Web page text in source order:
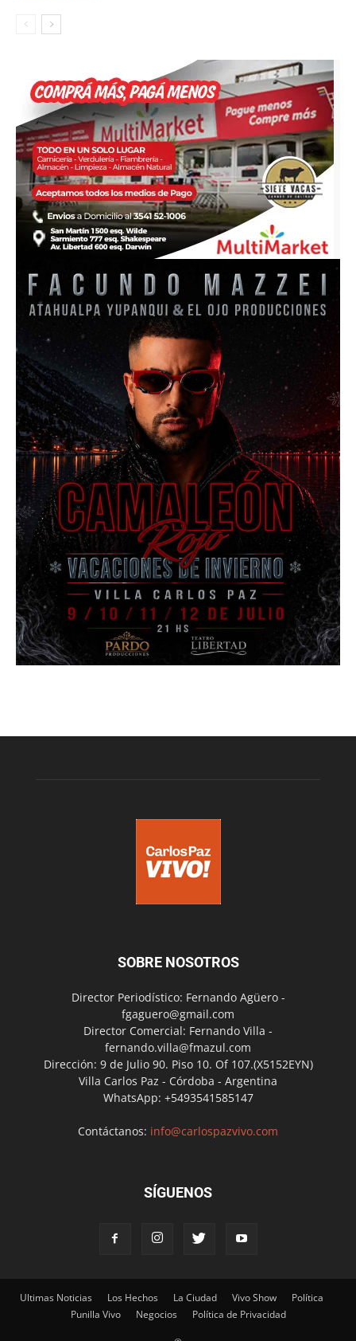
SOBRE NOSOTROS
Director Periodístico: Fernando Agüero -
fgaguero@gmail.com
Director Comercial: Fernando Villa -
fernando.villa@fmazul.com
Dirección: 9 de Julio 90. Piso 10. Of 107.(X5152EYN)
Villa Carlos Paz - Córdoba - Argentina
WhatsApp: +5493541585147
Contáctanos: info@carlospazvivo.com
SÍGUENOS
Ultimas Noticias Los Hechos La Ciudad Vivo Show
Política
Punilla Vivo
Negocios Política de Privacidad